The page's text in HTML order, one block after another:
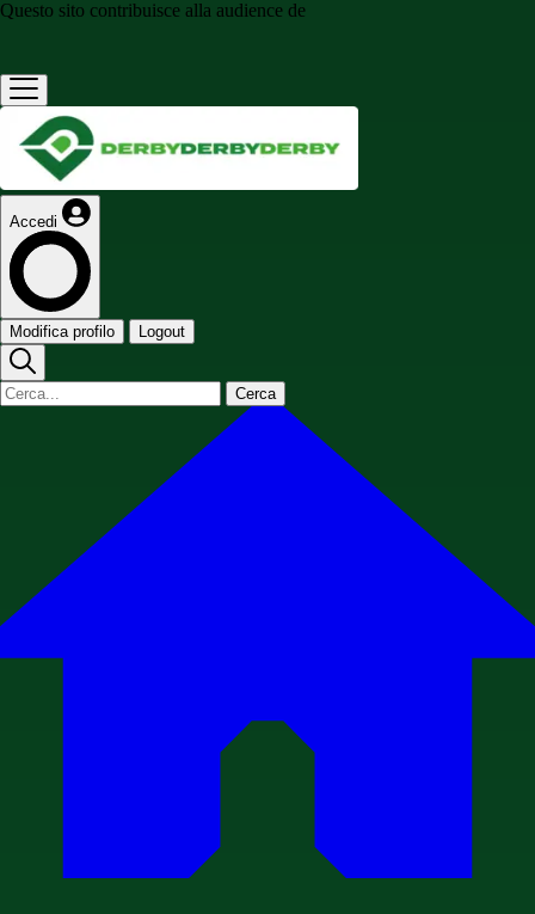
Questo sito contribuisce alla audience de
Accedi
Modifica profilo Logout
Cerca